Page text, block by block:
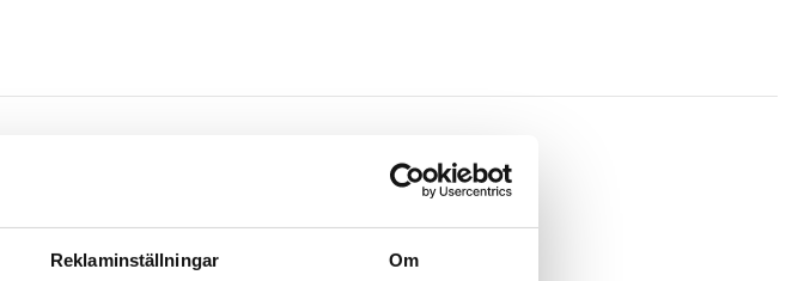
Reklaminställningar Om
08-550-656 00ellerinfo@pozehair.se